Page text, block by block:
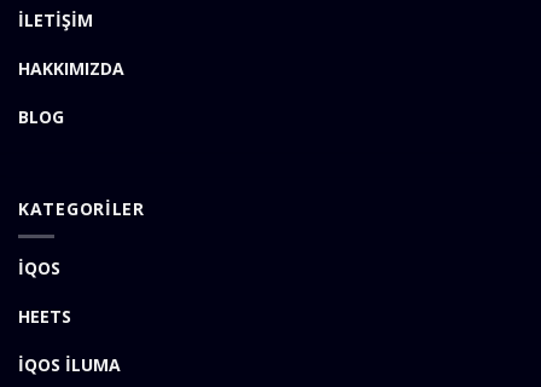
İLETİŞİM
HAKKIMIZDA
BLOG
KATEGORİLER
İQOS
HEETS
İQOS İLUMA